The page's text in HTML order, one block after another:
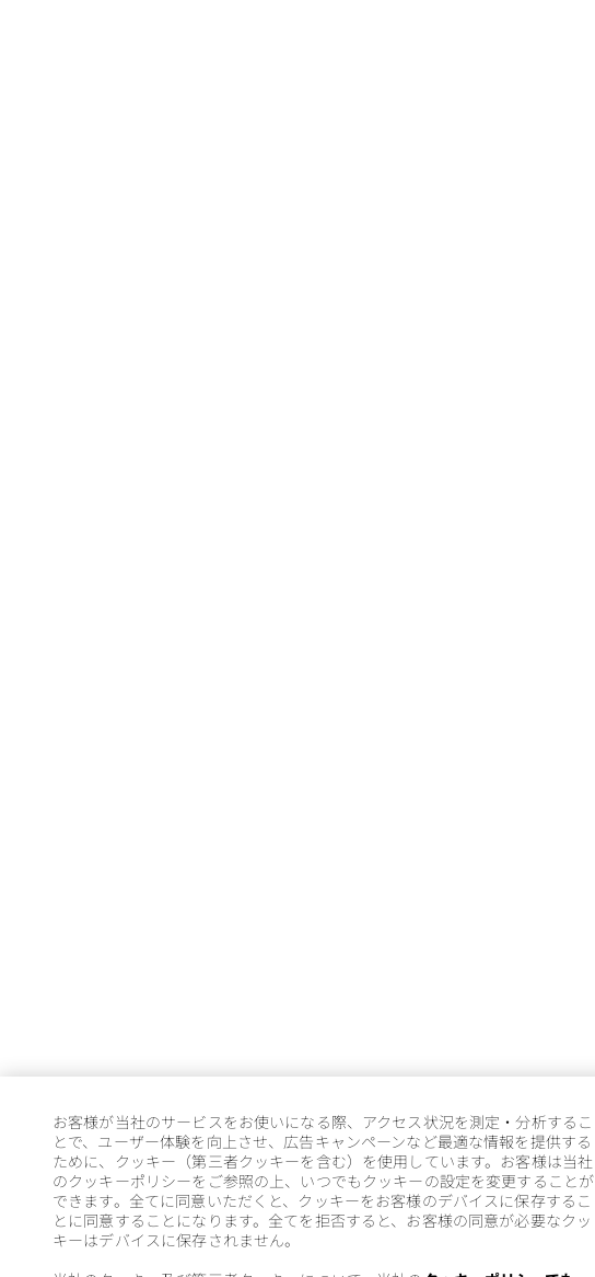
お客様が当社のサービスをお使いになる際、アクセス状況を測定・分析するこ
とで、ユーザー体験を向上させ、広告キャンペーンなど最適な情報を提供する
ために、クッキー（第三者クッキーを含む）を使用しています。お客様は当社
のクッキーポリシーをご参照の上、いつでもクッキーの設定を変更することが
できます。全てに同意いただくと、クッキーをお客様のデバイスに保存するこ
とに同意することになります。全てを拒否すると、お客様の同意が必要なクッ
キーはデバイスに保存されません。